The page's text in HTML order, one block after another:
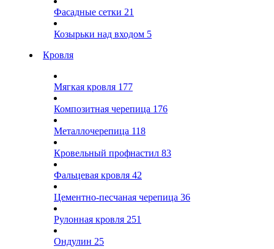
Фасадные сетки 21
Козырьки над входом 5
Кровля
Мягкая кровля 177
Композитная черепица 176
Металлочерепица 118
Кровельный профнастил 83
Фальцевая кровля 42
Цементно-песчаная черепица 36
Рулонная кровля 251
Ондулин 25